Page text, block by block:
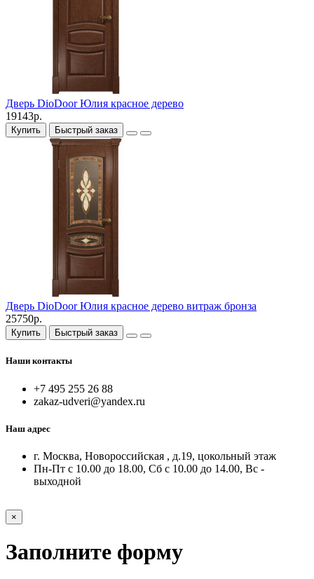
Дверь DioDoor Юлия красное дерево
19143р.
Купить Быстрый заказ
Дверь DioDoor Юлия красное дерево витраж бронза
25750р.
Купить Быстрый заказ
Наши контакты
+7 495 255 26 88
zakaz-udveri@yandex.ru
Наш адрес
г. Москва, Новороссийская , д.19, цокольный этаж
Пн-Пт с 10.00 до 18.00, Сб с 10.00 до 14.00, Вс -
выходной
×
Заполните форму